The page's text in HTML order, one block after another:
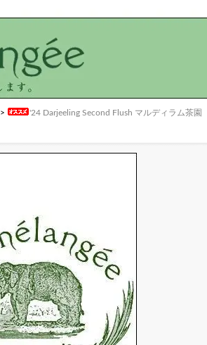
> '24 Darjeeling Second Flush マルディラム茶園